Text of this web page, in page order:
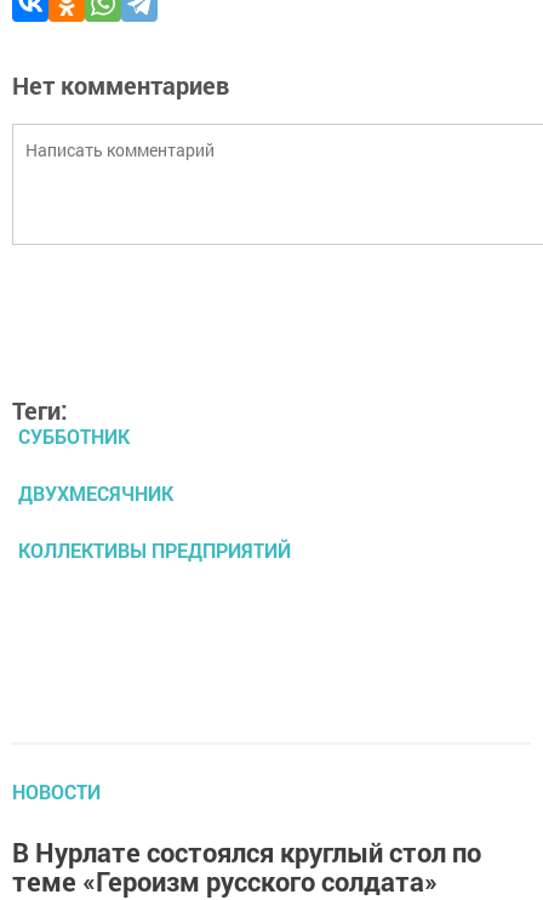
Нет комментариев
Теги:
СУББОТНИК
ДВУХМЕСЯЧНИК
КОЛЛЕКТИВЫ ПРЕДПРИЯТИЙ
НОВОСТИ
В Нурлате состоялся круглый стол по
теме «Героизм русского солдата»